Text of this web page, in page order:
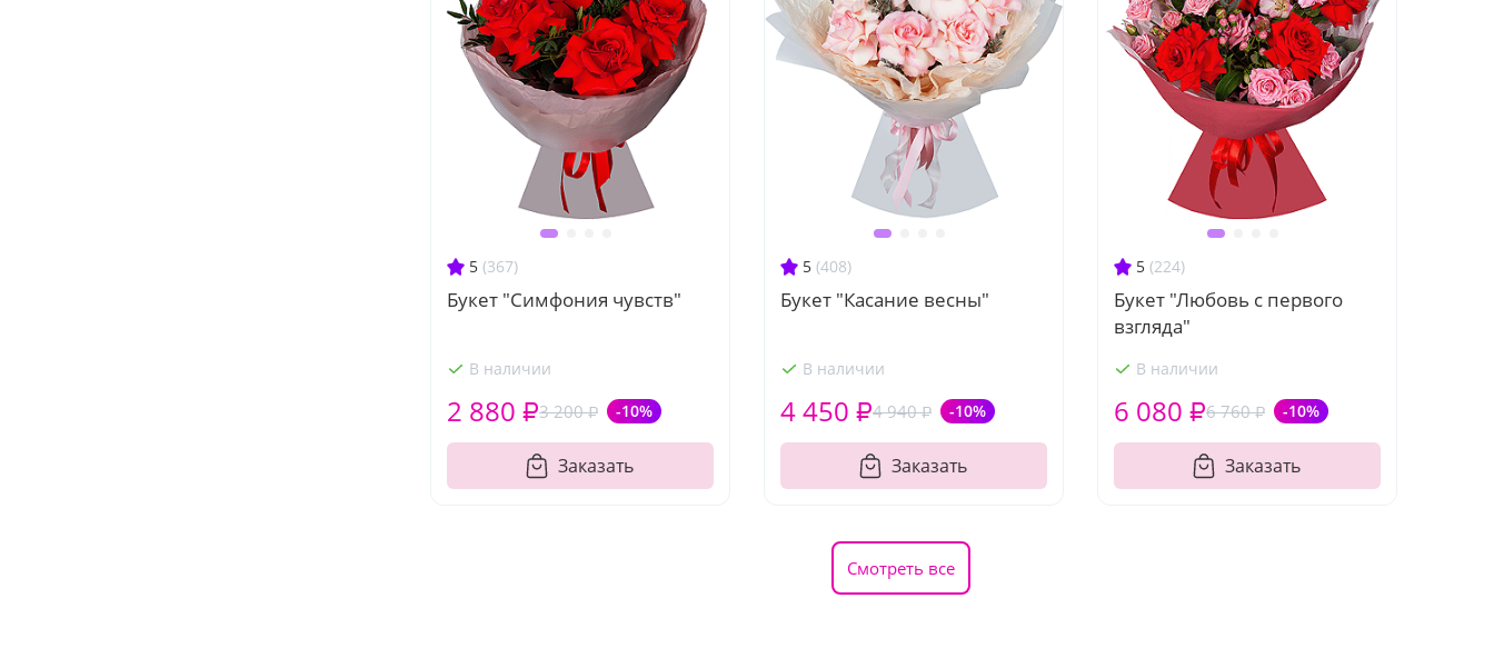
5 (367)
Букет "Симфония чувств"
В наличии
3 200 ₽ -10%
2 880 ₽
Заказать
5 (408)
Букет "Касание весны"
В наличии
4 940 ₽ -10%
4 450 ₽
Заказать
5 (224)
Букет "Любовь с первого
взгляда"
В наличии
6 760 ₽ -10%
6 080 ₽
Заказать
Смотреть все